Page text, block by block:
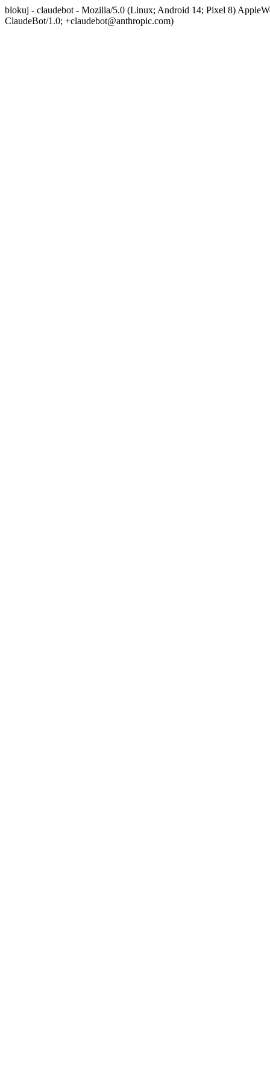
blokuj - claudebot - Mozilla/5.0 (Linux; Android 14; Pixel 8)
ClaudeBot/1.0; +claudebot@anthropic.com)